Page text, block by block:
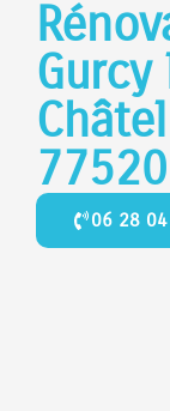
Gurcy
Châtel
77520
06 28